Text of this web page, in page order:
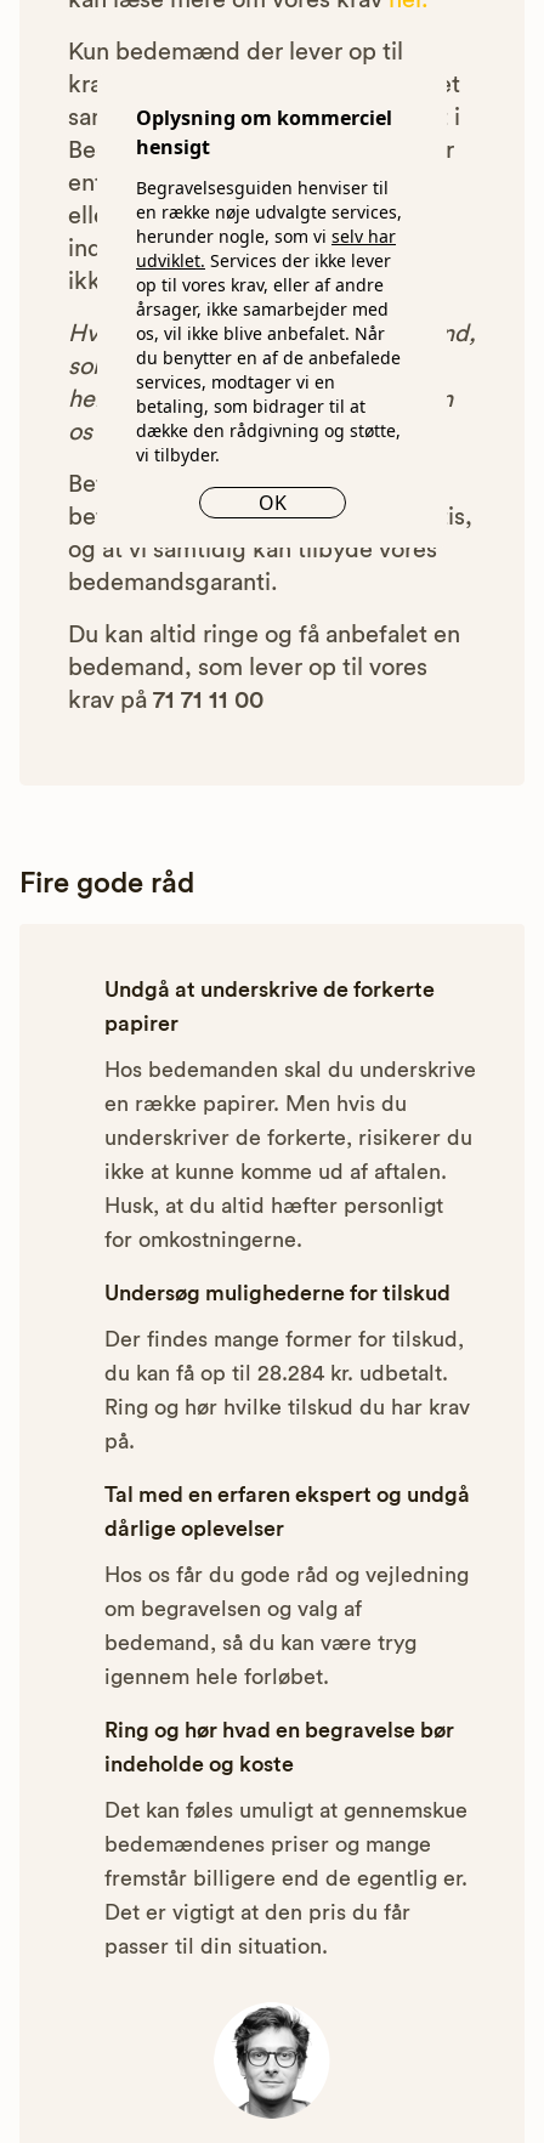
Oplysning om kommerciel
hensigt
Begravelsesguiden henviser til
en række nøje udvalgte services,
herunder nogle, som vi selv har
udviklet. Services der ikke lever
op til vores krav, eller af andre
årsager, ikke samarbejder med
os, vil ikke blive anbefalet. Når
du benytter en af de anbefalede
services, modtager vi en
betaling, som bidrager til at
dække den rådgivning og støtte,
vi tilbyder.
OK
Kun bedemænd der lever op til
kravene har mulighed for at indgå et
samarbejde med os om at blive vist i
Begravelsesguiden. Bedemænd der
enten ikke lever op til vores krav,
eller som af andre årsager ikke har
indgået et samarbejde med os, vil
ikke blive vist i vores anbefalinger.
Hver gang du benytter en bedemand,
som vi har godkendt, anbefalet og
henvist dig til, betaler bedemanden
os et beløb for denne henvisning.
Betalingen for vores henvisninger
betyder, at vores rådgivning er gratis,
og at vi samtidig kan tilbyde vores
bedemandsgaranti.
Du kan altid ringe og få anbefalet en
bedemand, som lever op til vores
krav på 71 71 11 00
Fire gode råd
Undgå at underskrive de forkerte
papirer
Hos bedemanden skal du underskrive
en række papirer. Men hvis du
underskriver de forkerte, risikerer du
ikke at kunne komme ud af aftalen.
Husk, at du altid hæfter personligt
for omkostningerne.
Undersøg mulighederne for tilskud
Der findes mange former for tilskud,
du kan få op til 28.284 kr. udbetalt.
Ring og hør hvilke tilskud du har krav
på.
Tal med en erfaren ekspert og undgå
dårlige oplevelser
Hos os får du gode råd og vejledning
om begravelsen og valg af
bedemand, så du kan være tryg
igennem hele forløbet.
Ring og hør hvad en begravelse bør
indeholde og koste
Det kan føles umuligt at gennemskue
bedemændenes priser og mange
fremstår billigere end de egentlig er.
Det er vigtigt at den pris du får
passer til din situation.